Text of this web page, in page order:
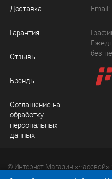
Доставка
Гарантия
Отзывы
Бренды
Соглашение на
обработку
персональных
данных
Email:
без
© Интернет Магазин
Юридический адрес: 214036